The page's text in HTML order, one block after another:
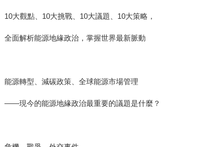
10大觀點、10大挑戰、10大議題、10大策略，
全面解析能源地緣政治，掌握世界最新脈動
能源轉型、減碳政策、全球能源市場管理
——現今的能源地緣政治最重要的議題是什麼？